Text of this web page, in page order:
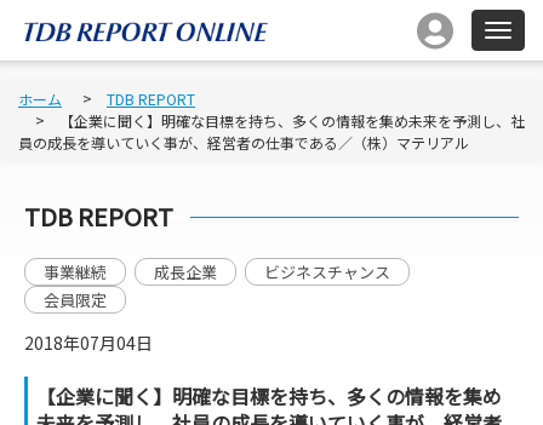
ホーム
TDB REPORT
【企業に聞く】明確な目標を持ち、多くの情報を集め未来を予測し、社
員の成長を導いていく事が、経営者の仕事である／（株）マテリアル
TDB REPORT
事業継続 成長企業
ビジネスチャンス
会員限定
2018年07月04日
【企業に聞く】明確な目標を持ち、多くの情報を集め